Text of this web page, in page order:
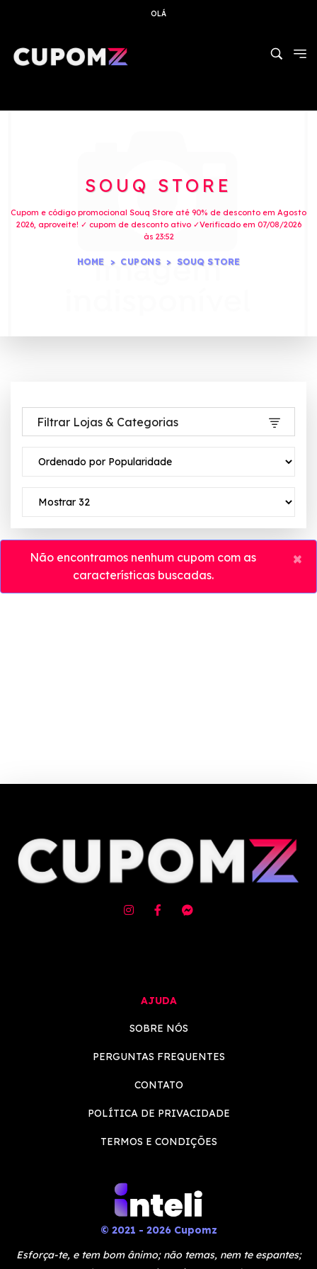
OLÁ
SOUQ STORE
Cupom e código promocional Souq Store até 90% de desconto em Agosto
2026, aproveite! ✓ cupom de desconto ativo ✓Verificado em 07/08/2026
às 23:52
HOME CUPONS SOUQ STORE
Filtrar Lojas & Categorias
Não encontramos nenhum cupom com as
características buscadas.
×
AJUDA
SOBRE NÓS
PERGUNTAS FREQUENTES
CONTATO
POLÍTICA DE PRIVACIDADE
TERMOS E CONDIÇÕES
© 2021 - 2026 Cupomz
Esforça-te, e tem bom ânimo; não temas, nem te espantes;